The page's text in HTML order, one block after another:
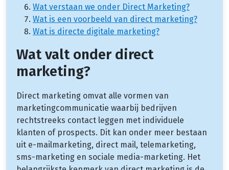
Wat verstaan we onder Direct Marketing?
Wat is een voorbeeld van direct marketing?
Wat is directe digitale marketing?
Wat valt onder direct
marketing?
Direct marketing omvat alle vormen van
marketingcommunicatie waarbij bedrijven
rechtstreeks contact leggen met individuele
klanten of prospects. Dit kan onder meer bestaan
uit e-mailmarketing, direct mail, telemarketing,
sms-marketing en sociale media-marketing. Het